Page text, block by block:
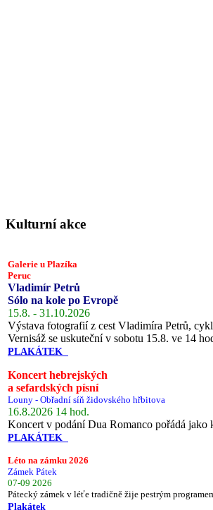
Kulturní akce
Galerie u Plazíka
Peruc
Vladimír Petrů
Sólo na kole po Evropě
15.8. - 31.10.2026
Výstava fotografií z cest Vladimíra Petrů,
Vernisáž se uskuteční v sobotu 15.8. ve 14
PLAKÁTEK
Koncert hebrejských
a sefardských písní
Louny - Obřadní síň židovského hřbitova
16.8.2026 14 hod.
Koncert v podání Dua Romanco pořádá
PLAKÁTEK
Léto na zámku 2026
Zámek Pátek
07-09 2026
Pátecký zámek v léťe tradičně žije pestrým
Plakátek